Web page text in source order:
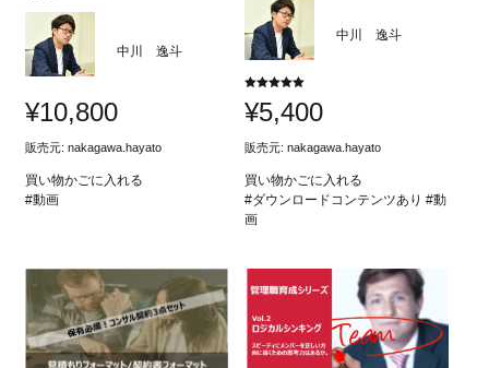
中川 逸斗
¥10,800
販売元: nakagawa.hayato
買い物かごに入れる
#動画
中川 逸斗
5.00
の評価
¥5,400
販売元:nakagawa.hayato
買い物かごに入れる
#ダウンロードコンテンツあり #動
画